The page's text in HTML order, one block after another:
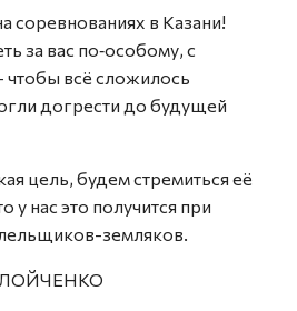
соревнованиях в Казани!
за вас по‑особому, с
чтобы всё сложилось
догрести до будущей
цель, будем стремиться её
у нас это получится при
земляков.
ЛОЙЧЕНКО